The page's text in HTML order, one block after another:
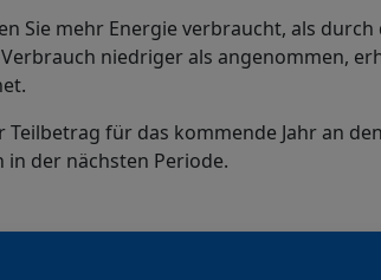
Sie mehr Energie verbraucht, als
niedriger als angenommen,
Teilbetrag für das kommende Jahr an
der nächsten Periode.